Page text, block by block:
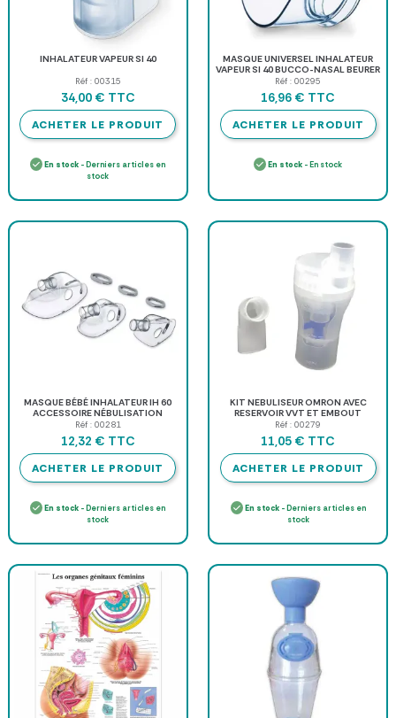
INHALATEUR VAPEUR SI 40
Réf : 00315
34,00 € TTC
ACHETER LE PRODUIT
En stock - Derniers articles en
stock
MASQUE UNIVERSEL INHALATEUR
VAPEUR SI 40 BUCCO-NASAL BEURER
- accessoire
Réf : 00295
16,96 € TTC
ACHETER LE PRODUIT
En stock - En stock
MASQUE BÉBÉ INHALATEUR IH 60
ACCESSOIRE NÉBULISATION
BEURER - à l'unité
Réf : 00281
12,32 € TTC
ACHETER LE PRODUIT
En stock - Derniers articles en
stock
KIT NEBULISEUR OMRON AVEC
RESERVOIR VVT ET EMBOUT
BUCCAL POUR C28 C29 ET C30
Réf : 00279
11,05 € TTC
ACHETER LE PRODUIT
En stock- Derniers articles en
stock